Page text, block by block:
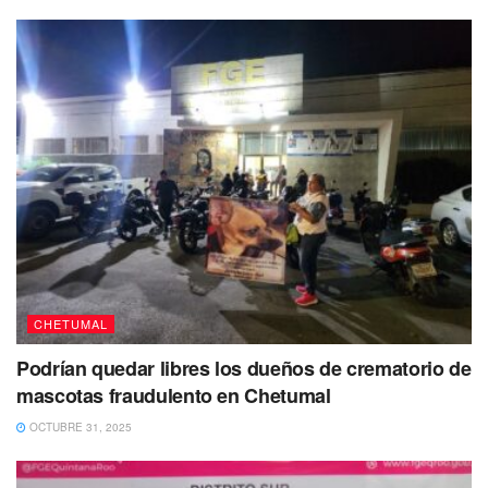
CHETUMAL
Podrían quedar libres los dueños de crematorio de
mascotas fraudulento en Chetumal
OCTUBRE 31, 2025